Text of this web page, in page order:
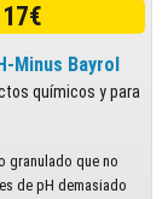
Minus Bayrol
químicos y para
granulado que no
de pH demasiado